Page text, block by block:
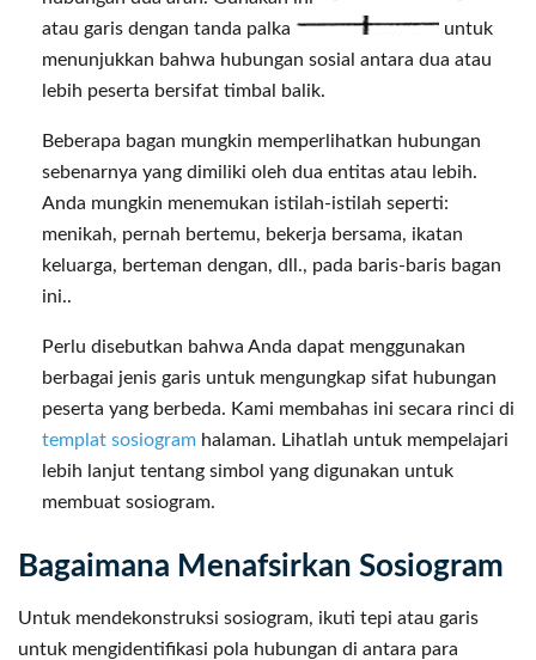
atau garis dengan tanda palka
untuk
menunjukkan bahwa hubungan sosial antara dua atau
lebih peserta bersifat timbal balik.
Beberapa bagan mungkin memperlihatkan hubungan
sebenarnya yang dimiliki oleh dua entitas atau lebih.
Anda mungkin menemukan istilah-istilah seperti:
menikah, pernah bertemu, bekerja bersama, ikatan
keluarga, berteman dengan, dll., pada baris-baris bagan
ini..
Perlu disebutkan bahwa Anda dapat menggunakan
berbagai jenis garis untuk mengungkap sifat hubungan
peserta yang berbeda. Kami membahas ini secara rinci di
templat sosiogram halaman. Lihatlah untuk mempelajari
lebih lanjut tentang simbol yang digunakan untuk
membuat sosiogram.
Bagaimana Menafsirkan Sosiogram
Untuk mendekonstruksi sosiogram, ikuti tepi atau garis
untuk mengidentifikasi pola hubungan di antara para